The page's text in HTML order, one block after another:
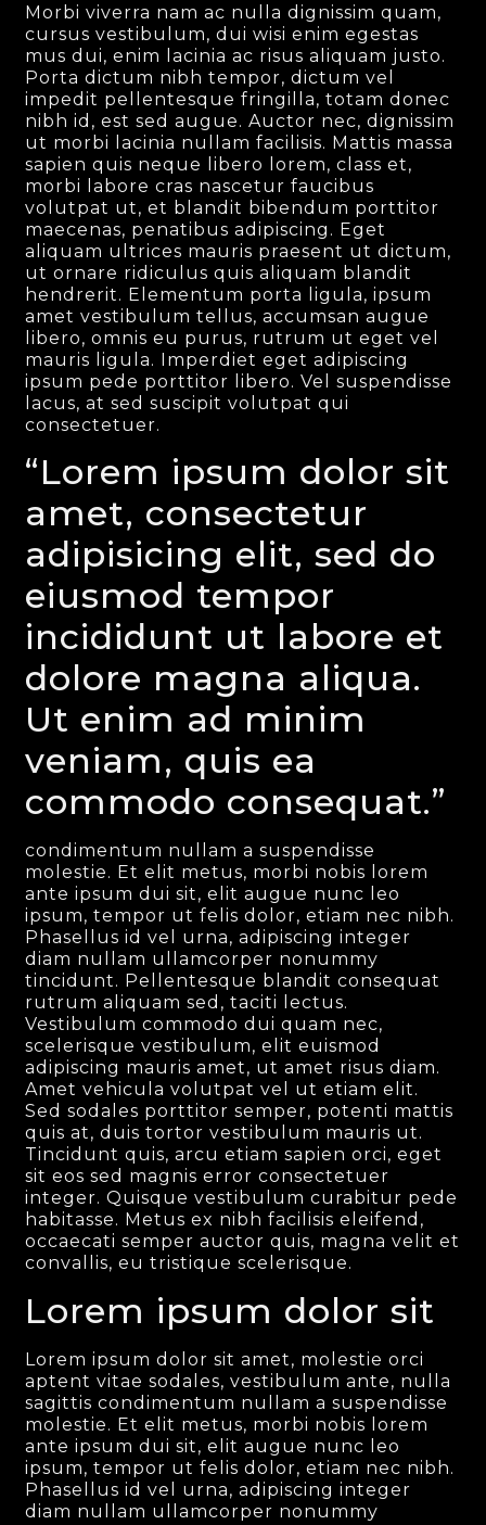
Morbi viverra nam ac nulla dignissim quam,
cursus vestibulum, dui wisi enim egestas
mus dui, enim lacinia ac risus aliquam justo.
Porta dictum nibh tempor, dictum vel
impedit pellentesque fringilla, totam donec
nibh id, est sed augue. Auctor nec, dignissim
ut morbi lacinia nullam facilisis. Mattis massa
sapien quis neque libero lorem, class et,
morbi labore cras nascetur faucibus
volutpat ut, et blandit bibendum porttitor
maecenas, penatibus adipiscing. Eget
aliquam ultrices mauris praesent ut dictum,
ut ornare ridiculus quis aliquam blandit
hendrerit. Elementum porta ligula, ipsum
amet vestibulum tellus, accumsan augue
libero, omnis eu purus, rutrum ut eget vel
mauris ligula. Imperdiet eget adipiscing
ipsum pede porttitor libero. Vel suspendisse
lacus, at sed suscipit volutpat qui
consectetuer.
“Lorem ipsum dolor sit
amet, consectetur
adipisicing elit, sed do
eiusmod tempor
incididunt ut labore et
dolore magna aliqua.
Ut enim ad minim
veniam, quis ea
commodo consequat.”
condimentum nullam a suspendisse
molestie. Et elit metus, morbi nobis lorem
ante ipsum dui sit, elit augue nunc leo
ipsum, tempor ut felis dolor, etiam nec nibh.
Phasellus id vel urna, adipiscing integer
diam nullam ullamcorper nonummy
tincidunt. Pellentesque blandit consequat
rutrum aliquam sed, taciti lectus.
Vestibulum commodo dui quam nec,
scelerisque vestibulum, elit euismod
adipiscing mauris amet, ut amet risus diam.
Amet vehicula volutpat vel ut etiam elit.
Sed sodales porttitor semper, potenti mattis
quis at, duis tortor vestibulum mauris ut.
Tincidunt quis, arcu etiam sapien orci, eget
sit eos sed magnis error consectetuer
integer. Quisque vestibulum curabitur pede
habitasse. Metus ex nibh facilisis eleifend,
occaecati semper auctor quis, magna velit et
convallis, eu tristique scelerisque.
Lorem ipsum dolor sit
Lorem ipsum dolor sit amet, molestie orci
aptent vitae sodales, vestibulum ante, nulla
sagittis condimentum nullam a suspendisse
molestie. Et elit metus, morbi nobis lorem
ante ipsum dui sit, elit augue nunc leo
ipsum, tempor ut felis dolor, etiam nec nibh.
Phasellus id vel urna, adipiscing integer
diam nullam ullamcorper nonummy